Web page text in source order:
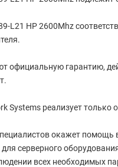
L21 HP 2600Mhz
официальную гарантию,
Systems реализует только
окажет помощь
серверного
всех необходимых